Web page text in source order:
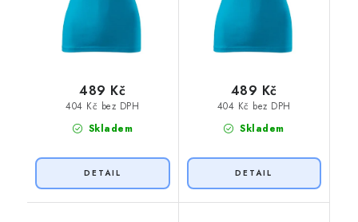
Skladem
404 Kč bez DPH
489 Kč
Skladem
404 Kč bez DPH
489 Kč